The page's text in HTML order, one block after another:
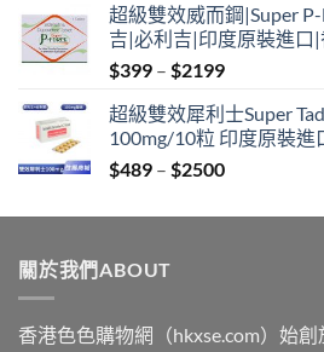
$399
through
$2199
超級雙效威而鋼|Super
吉|必利吉|印度原裝進口
$399 – $2199Price
$399
through
$2199
超級雙效犀利士Super
100mg/10粒 印度原裝進
$489 – $2500Price
$489
關於我們ABOUT
香港色色購物網（hkxse.com）始